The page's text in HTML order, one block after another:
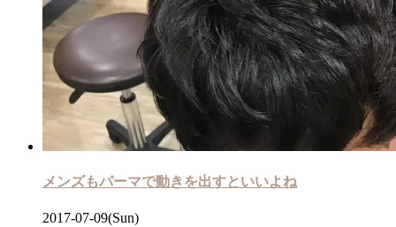
メンズもパーマで動きを出すといいよね
2017-07-09(Sun)